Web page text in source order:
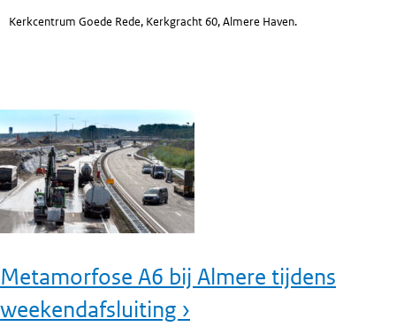
Kerkcentrum Goede Rede, Kerkgracht 60, Almere Haven.
Metamorfose A6 bij Almere tijdens
weekendafsluiting ›